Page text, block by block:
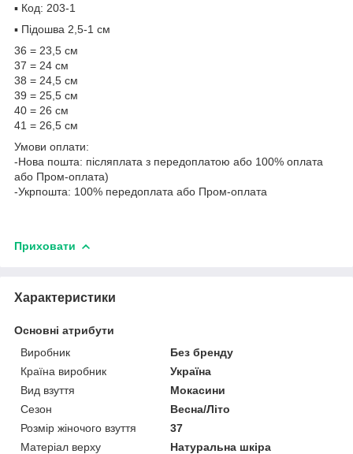
▪️ Код: 203-1
▪️ Підошва 2,5-1 см
36 = 23,5 см
37 = 24 см
38 = 24,5 см
39 = 25,5 см
40 = 26 см
41 = 26,5 см
Умови оплати:
-Нова пошта: післяплата з передоплатою або 100% оплата
або Пром-оплата)
-Укрпошта: 100% передоплата або Пром-оплата
Приховати
Характеристики
Основні атрибути
Виробник
Без бренду
Країна виробник
Україна
Вид взуття
Мокасини
Сезон
Весна/Літо
Розмір жіночого взуття
37
Матеріал верху
Натуральна шкіра